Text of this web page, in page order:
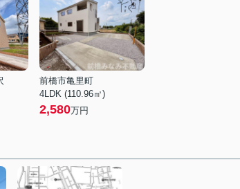
前橋市亀里町
4LDK (110.96㎡)
2,580万円